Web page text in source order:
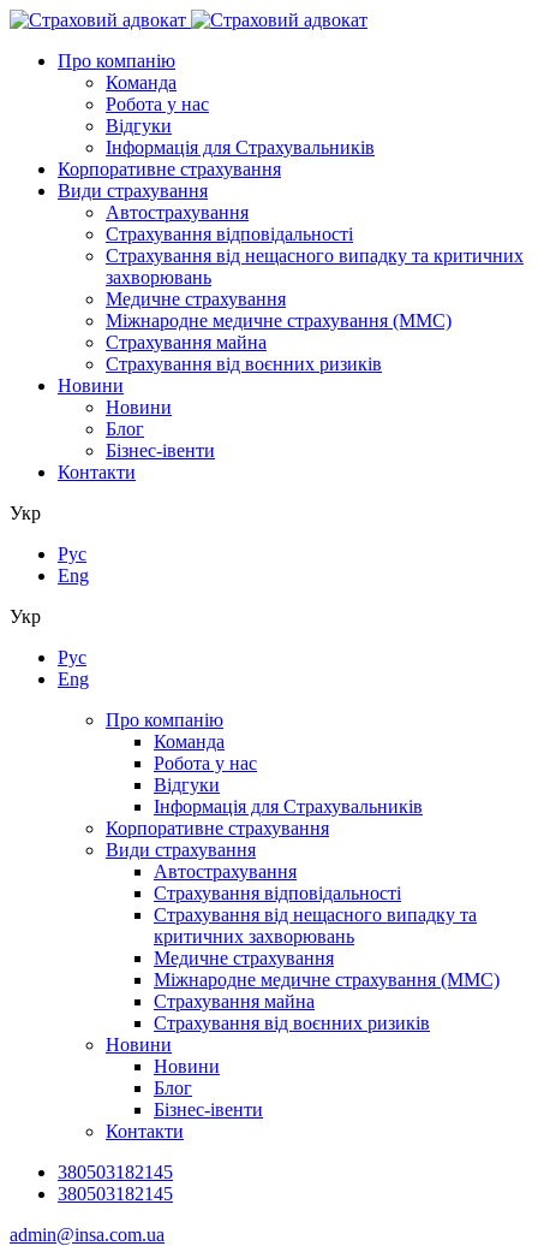
Про компанію
Команда
Робота у нас
Відгуки
Інформація для Страхувальників
Корпоративне страхування
Види страхування
Автострахування
Страхування відповідальності
Страхування від нещасного випадку та критичних
захворювань
Медичне страхування
Міжнародне медичне страхування (ММС)
Страхування майна
Страхування від воєнних ризиків
Новини
Новини
Блог
Бізнес-івенти
Контакти
Укр
Рус
Eng
Укр
Рус
Eng
Про компанію
Команда
Робота у нас
Відгуки
Інформація для Страхувальників
Корпоративне страхування
Види страхування
Автострахування
Страхування відповідальності
Страхування від нещасного випадку та
критичних захворювань
Медичне страхування
Міжнародне медичне страхування (ММС)
Страхування майна
Страхування від воєнних ризиків
Новини
Новини
Блог
Бізнес-івенти
Контакти
380503182145
380503182145
admin@insa.com.ua